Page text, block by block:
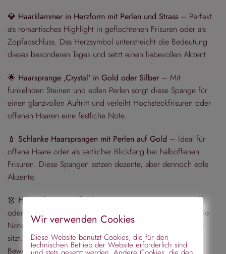
💎 Haarklammer in Herzform mit Perlen und Strass – Perfekt
als romantisches Highlight in geflochtenen Frisuren oder als
Zopfabschluss. Das Herzsymbol unterstreicht die Bedeutung
dieses besonderen Tages und setzt einen liebevollen Akzent.
🌟 Haarsprange ‚Crystal‘ in Gold oder Silber – Mit
funkelnden Steinen und edlen Perlen sorgt diese Spange für
einen glanzvollen Auftritt und verleiht Hochsteckfrisuren oder
offenen Haaren eine festliche Note.
💄 Schlanke Haarsprangen mit Perlen auf Gold – Ideal für
offene Haare oder als seitlicher Blickfang bei halboffenen
Frisuren. Diese Spangen setzen dezente, aber dennoch edle
Akzente.
👗 Haarreifen in Weiß oder Creme– Ob aus zartem Stoff
oder Samt, diese Klassiker verleihen dem Look eine elegante
Note und sorgen dafür, dass die Frisur den ganzen Tag gut
sitzt. Besonders praktisch für jüngere Kinder, die viel in
Bewegung sind.
Wir verwenden Cookies
Diese Website benutzt Cookies, die für den
technischen Betrieb der Website erforderlich sind